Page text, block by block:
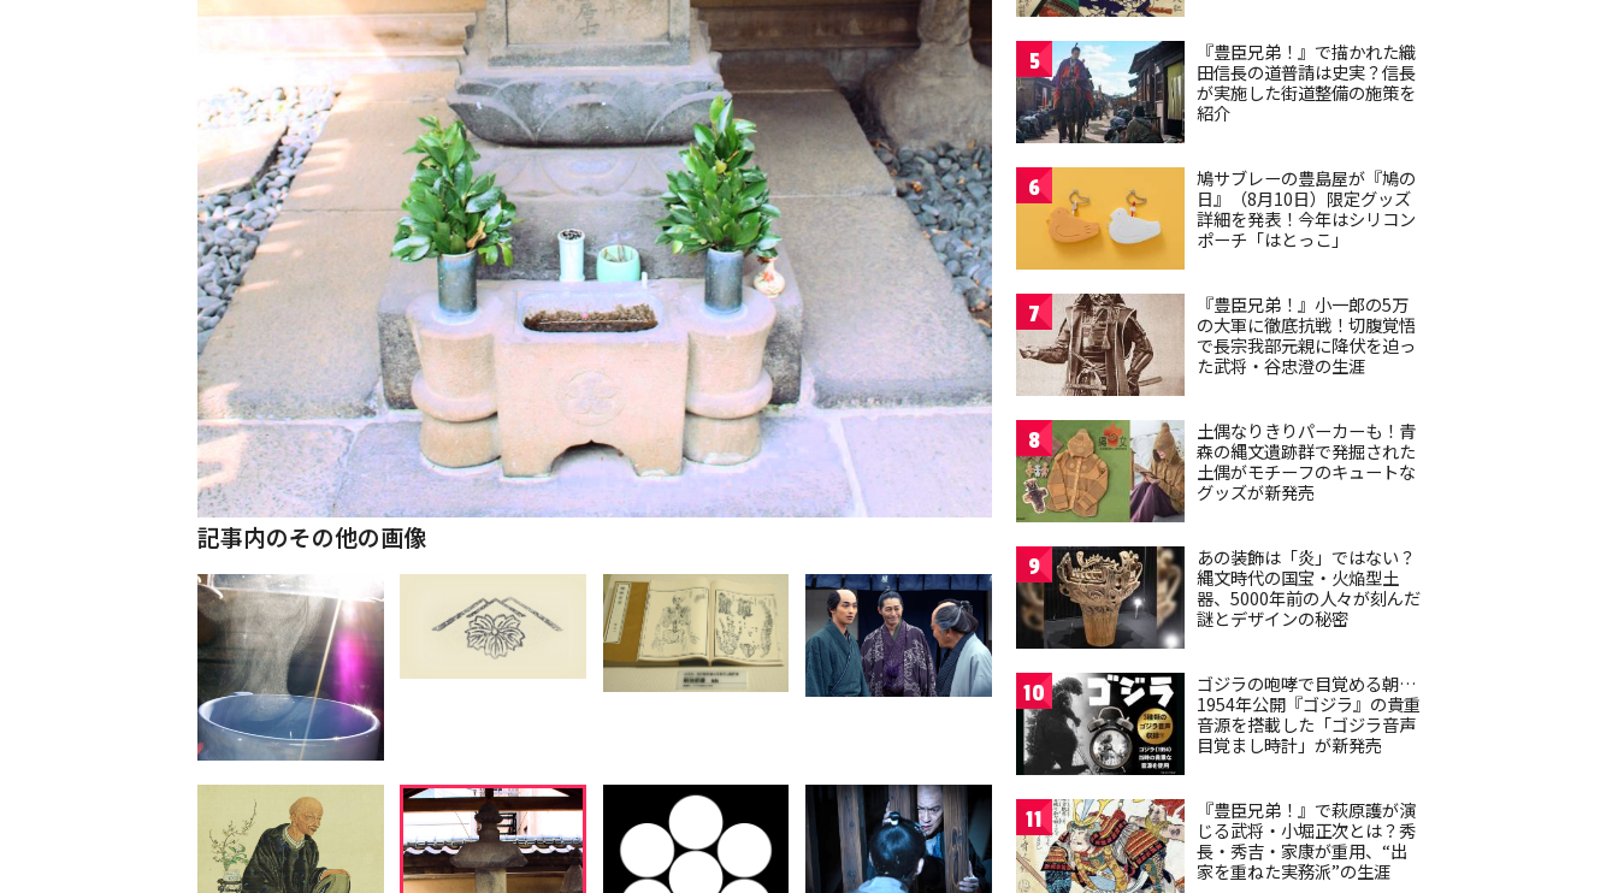
記事内のその他の画像
5
『豊臣兄弟！』で描かれた織
田信長の道普請は史実？信長
が実施した街道整備の施策を
紹介
6
鳩サブレーの豊島屋が『鳩の
日』（8月10日）限定グッズ
詳細を発表！今年はシリコン
ポーチ「はとっこ」
7
『豊臣兄弟！』小一郎の5万
の大軍に徹底抗戦！切腹覚悟
で長宗我部元親に降伏を迫っ
た武将・谷忠澄の生涯
8
土偶なりきりパーカーも！青
森の縄文遺跡群で発掘された
土偶がモチーフのキュートな
グッズが新発売
9
あの装飾は「炎」ではない？
縄文時代の国宝・火焔型土
器、5000年前の人々が刻んだ
謎とデザインの秘密
10
ゴジラの咆哮で目覚める朝…
1954年公開『ゴジラ』の貴重
音源を搭載した「ゴジラ音声
目覚まし時計」が新発売
11
『豊臣兄弟！』で萩原護が演
じる武将・小堀正次とは？秀
長・秀吉・家康が重用、“出
家を重ねた実務派”の生涯